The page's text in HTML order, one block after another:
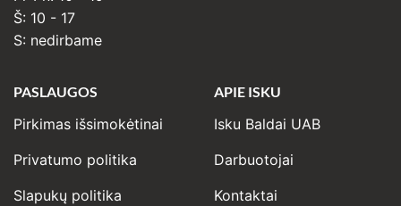
Š: 10 - 17
S: nedirbame
PASLAUGOS
Pirkimas išsimokėtinai
Privatumo politika
Slapukų politika
APIE ISKU
Isku Baldai UAB
Darbuotojai
Kontaktai